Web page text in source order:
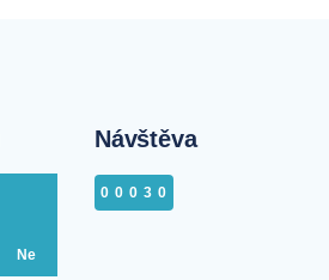
Ne
Návštěva
00030